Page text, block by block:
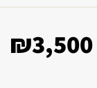
₪3,500